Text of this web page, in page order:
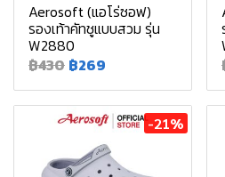
Aerosoft (แอโร่ซอฟ)
รองเท้าคัทชูแบบสวม รุ่น
W2880
฿430 ฿269
-21%